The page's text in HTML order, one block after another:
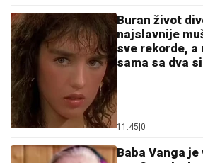
Buran život
najslavnije
sve rekorde, a
sama sa dva
11:45 0
Baba Vanga